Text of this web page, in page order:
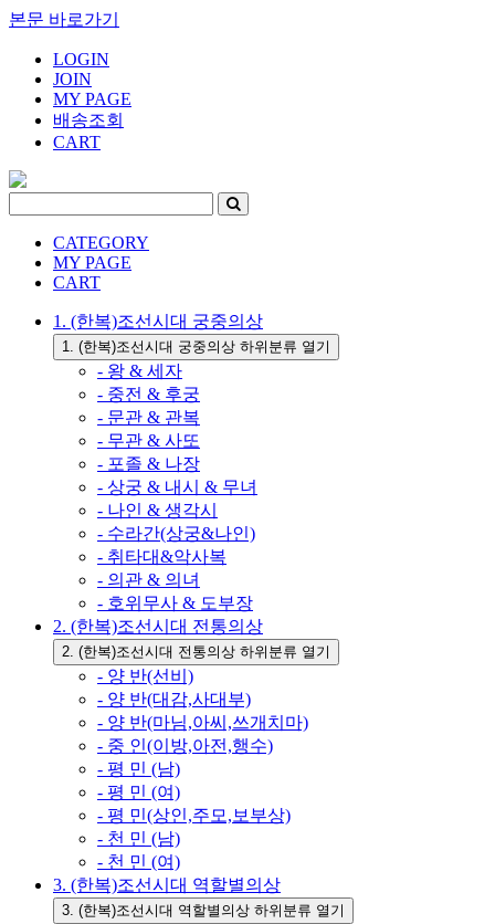
본문 바로가기
LOGIN
JOIN
MY PAGE
배송조회
CART
CATEGORY
MY PAGE
CART
1. (한복)조선시대 궁중의상
1. (한복)조선시대 궁중의상 하위분류 열기
- 왕 & 세자
- 중전 & 후궁
- 문관 & 관복
- 무관 & 사또
- 포졸 & 나장
- 상궁 & 내시 & 무녀
- 나인 & 생각시
- 수라간(상궁&나인)
- 취타대&악사복
- 의관 & 의녀
- 호위무사 & 도부장
2. (한복)조선시대 전통의상
2. (한복)조선시대 전통의상 하위분류 열기
- 양 반(선비)
- 양 반(대감,사대부)
- 양 반(마님,아씨,쓰개치마)
- 중 인(이방,아전,행수)
- 평 민 (남)
- 평 민 (여)
- 평 민(상인,주모,보부상)
- 천 민 (남)
- 천 민 (여)
3. (한복)조선시대 역할별의상
3. (한복)조선시대 역할별의상 하위분류 열기